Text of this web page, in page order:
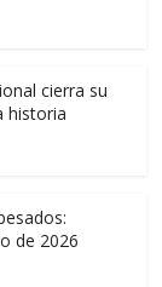
cierra su
historia
de 2026